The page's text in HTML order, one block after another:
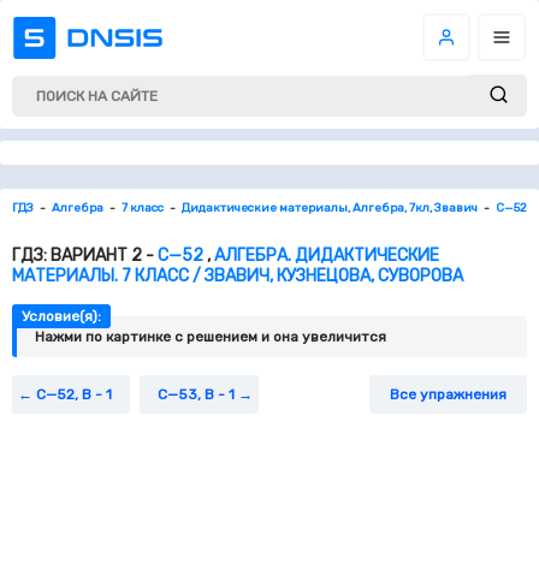
ГДЗ Алгебра 7 класс Дидактические материалы, Алгебра, 7кл, Звавич С—52
ГДЗ: ВАРИАНТ 2 -С—52,АЛГЕБРА. ДИДАКТИЧЕСКИЕ
МАТЕРИАЛЫ. 7 КЛАСС / ЗВАВИЧ, КУЗНЕЦОВА, СУВОРОВА
Условие(я):
Нажми по картинке c решением и она увеличится
С—52, В - 1 С—53, В - 1 Все упражнения